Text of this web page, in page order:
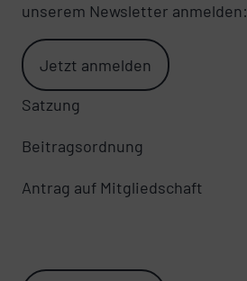
unserem Newsletter anmelden:
Jetzt anmelden
Satzung
Beitragsordnung
Antrag auf Mitgliedschaft